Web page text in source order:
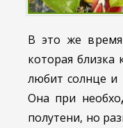
В это же
которая
любит солнце и
Она при
полутени, но